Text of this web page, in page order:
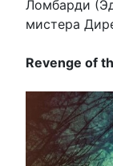
Ломбарди
мистера
Revenge of